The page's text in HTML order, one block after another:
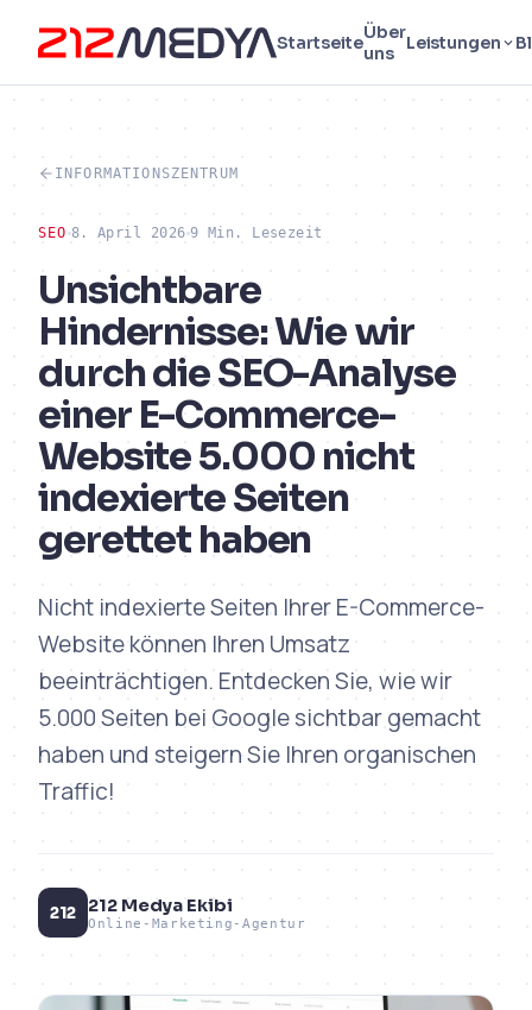
StartseiteÜber
uns
Leistungen
INFORMATIONSZENTRUM
SEO 8. April 2026 9 Min. Lesezeit
Unsichtbare
Hindernisse: Wie wir
durch die SEO-Analyse
einer E-Commerce-
Website 5.000 nicht
indexierte Seiten
gerettet haben
Nicht indexierte Seiten Ihrer E-Commerce-
Website können Ihren Umsatz
beeinträchtigen. Entdecken Sie, wie wir
5.000 Seiten bei Google sichtbar gemacht
haben und steigern Sie Ihren organischen
Traffic!
212 212 Medya Ekibi
Online-Marketing-Agentur